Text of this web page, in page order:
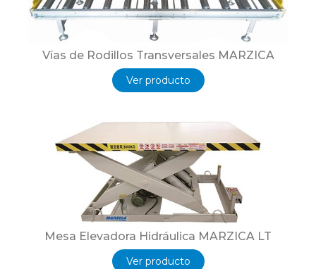
Vías de Rodillos Transversales MARZICA
Ver producto
Mesa Elevadora Hidráulica MARZICA LT
Ver producto